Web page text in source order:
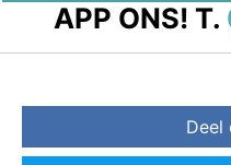
APP ONS! T.
Deel